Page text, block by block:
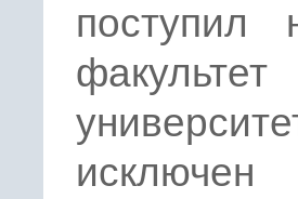
поступил